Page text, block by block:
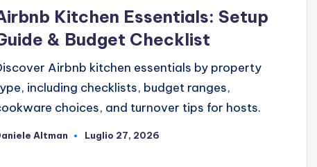
Kitchen Essentials: Setup
& Budget Checklist
Airbnb kitchen essentials by property
including checklists, budget ranges,
choices, and turnover tips for hosts.
Altman Luglio 27, 2026